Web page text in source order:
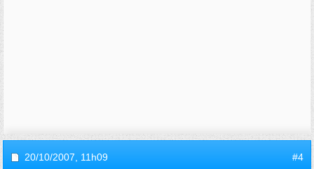
20/10/2007, 11h09 #4